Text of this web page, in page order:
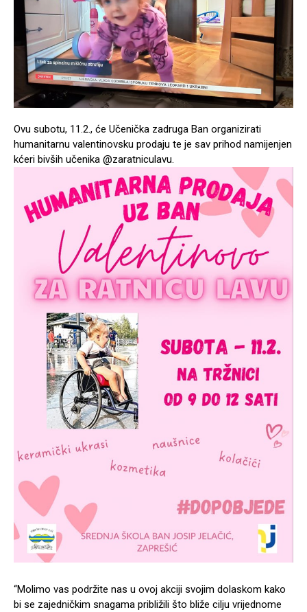
Ovu subotu, 11.2., će Učenička zadruga Ban organizirati
humanitarnu valentinovsku prodaju te je sav prihod namijenjen
kćeri bivših učenika @zaratniculavu.
“Molimo vas podržite nas u ovoj akciji svojim dolaskom kako
bi se zajedničkim snagama približili što bliže cilju vrijednome